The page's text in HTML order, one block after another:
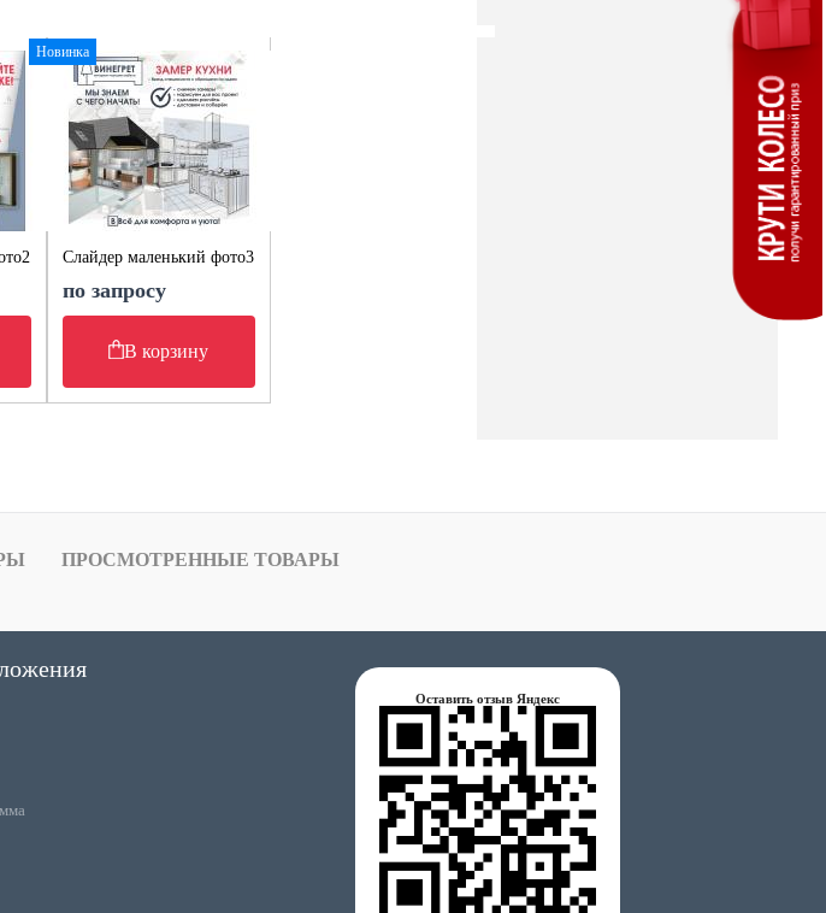
Новинка
Слайдер маленький фото3
по запросу
В корзину
ПРОСМОТРЕННЫЕ ТОВАРЫ
Оставить отзыв Яндекс